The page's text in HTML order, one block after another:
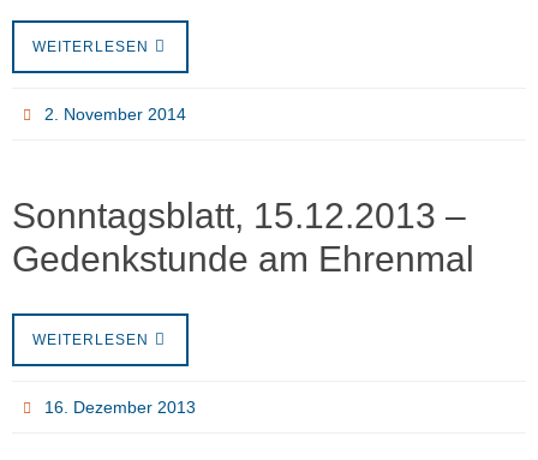
WEITERLESEN
2. November 2014
Sonntagsblatt, 15.12.2013 –
Gedenkstunde am Ehrenmal
WEITERLESEN
16. Dezember 2013